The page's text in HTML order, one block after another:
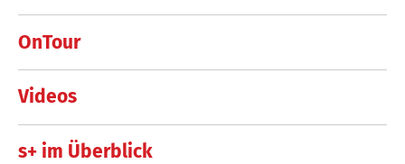
OnTour
Videos
s+ im Überblick